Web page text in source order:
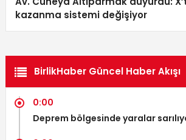
kazanma sistemi değişiyor
BirlikHaber Güncel Haber Akışı
0:00
Deprem bölgesinde yaralar